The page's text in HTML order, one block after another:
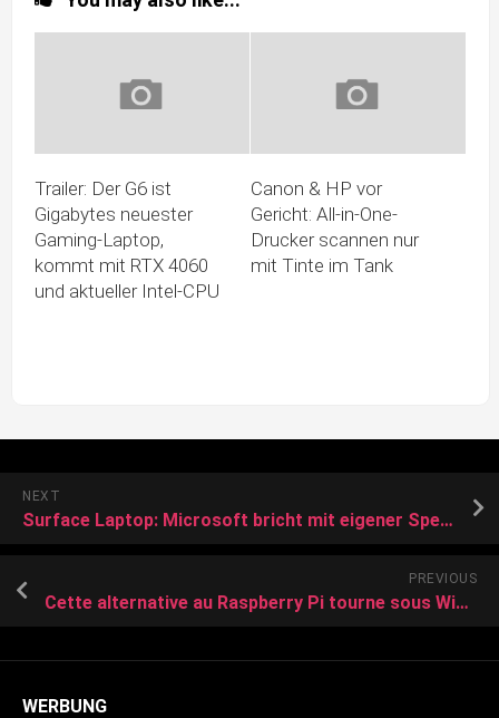
Trailer: Der G6 ist
Gigabytes neuester
Gaming-Laptop,
kommt mit RTX 4060
und aktueller Intel-CPU
Canon & HP vor
Gericht: All-in-One-
Drucker scannen nur
mit Tinte im Tank
NEXT
Surface Laptop: Microsoft bricht mit eigener Speicheranforderung
PREVIOUS
Cette alternative au Raspberry Pi tourne sous Windows et envoie du 10 Gbit/s
WERBUNG